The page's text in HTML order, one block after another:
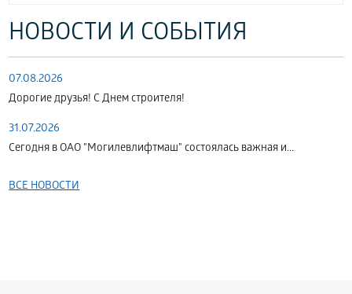
НОВОСТИ И СОБЫТИЯ
07.08.2026
Дорогие друзья! С Днем строителя!
31.07.2026
Сегодня в ОАО "Могилевлифтмаш" состоялась важная и...
ВСЕ НОВОСТИ